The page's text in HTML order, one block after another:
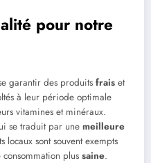
pour notre
garantir des produits frais et
à leur période optimale
vitamines et minéraux.
se traduit par une meilleure
locaux sont souvent exempts
plus saine.